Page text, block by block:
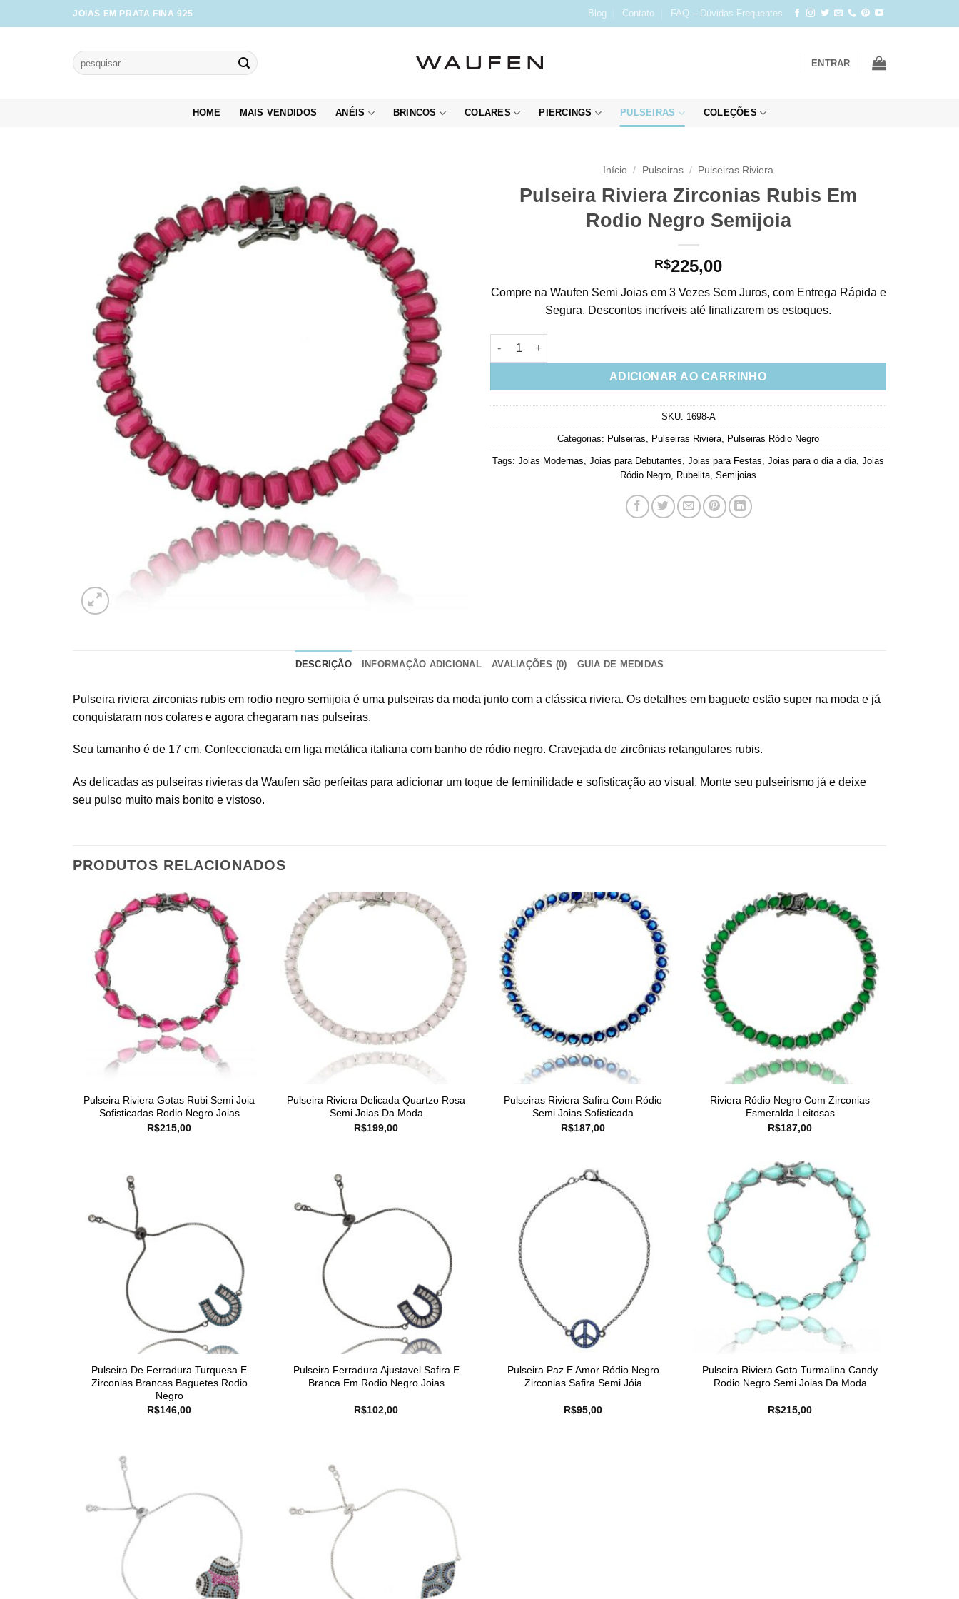
to
JOIAS EM PRATA FINA 925 Blog Contato FAQ – Dúvidas Frequentes
Pesquisar
por:
ENTRAR
HOME MAIS VENDIDOS ANÉIS BRINCOS COLARES PIERCINGS PULSEIRAS COLEÇÕES
Início / Pulseiras / Pulseiras Riviera
Pulseira Riviera Zirconias Rubis Em
Rodio Negro Semijoia
R$225,00
Compre na Waufen Semi Joias em 3 Vezes Sem Juros, com Entrega Rápida e
Segura. Descontos incríveis até finalizarem os estoques.
Pulseira Riviera Zirconias Rubis Em Rodio Negro Semijoia quantidade
ADICIONAR AO CARRINHO
SKU: 1698-A
Categorias: Pulseiras Pulseiras Riviera Pulseiras Ródio Negro
Tags: Joias Modernas Joias para Debutantes Joias para Festas Joias para o dia a dia Joias
Ródio Negro Rubelita Semijoias
DESCRIÇÃO INFORMAÇÃO ADICIONAL AVALIAÇÕES (0) GUIA DE MEDIDAS
Pulseira riviera zirconias rubis em rodio negro semijoia é uma pulseiras da moda junto com a clássica riviera. Os detalhes em baguete estão super na moda e já
conquistaram nos colares e agora chegaram nas pulseiras.
Seu tamanho é de 17 cm. Confeccionada em liga metálica italiana com banho de ródio negro. Cravejada de zircônias retangulares rubis.
As delicadas as pulseiras rivieras da Waufen são perfeitas para adicionar um toque de feminilidade e sofisticação ao visual. Monte seu pulseirismo já e deixe
seu pulso muito mais bonito e vistoso.
PRODUTOS RELACIONADOS
Pulseira Riviera Gotas Rubi Semi Joia
Sofisticadas Rodio Negro Joias
R$215,00
Pulseira Riviera Delicada Quartzo Rosa
Semi Joias Da Moda
R$199,00
Pulseiras Riviera Safira Com Ródio
Semi Joias Sofisticada
R$187,00
Riviera Ródio Negro Com Zirconias
Esmeralda Leitosas
R$187,00
Pulseira De Ferradura Turquesa E
Zirconias Brancas Baguetes Rodio
Negro
R$146,00
Pulseira Ferradura Ajustavel Safira E
Branca Em Rodio Negro Joias
R$102,00
Pulseira Paz E Amor Ródio Negro
Zirconias Safira Semi Jóia
R$95,00
Pulseira Riviera Gota Turmalina Candy
Rodio Negro Semi Joias Da Moda
R$215,00